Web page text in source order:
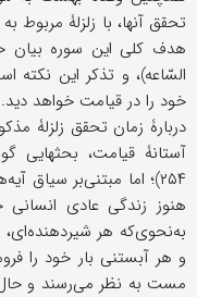
تحقق آنها، با زلزلۀ مربوط
هدف کلی این سوره بیان
السّاعه)، و تذکر این
خود را در قیامت خواهد دید.
دربارۀ زمان تحقق زلزلۀ
۲۵۴)؛ اما مبتنی‌بر سیاق آیه‌های
هنوز زندگی عادی انسانی
به‌نحوی‌که هر
و هر آبستنی بار خود را